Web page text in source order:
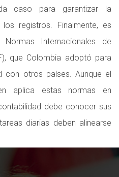
caso para garantizar la
registros. Finalmente, es
Internacionales de
que Colombia adoptó para
con otros países. Aunque el
aplica estas normas en
debe conocer sus
diarias deben alinearse